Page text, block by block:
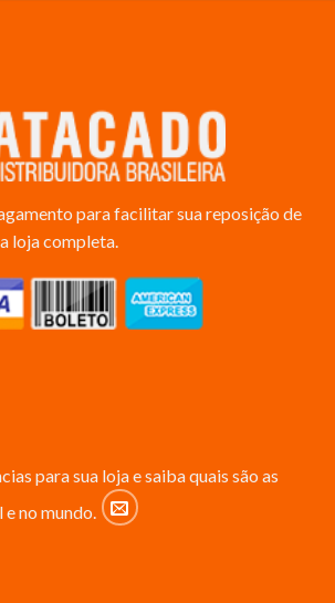
para facilitar sua reposição de
loja completa.
para sua loja e saiba quais são as
no mundo.